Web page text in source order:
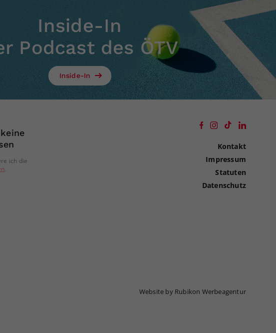
Inside-In
Podcast des ÖTV
Inside-In
ich die
.
Kontakt
Impressum
Statuten
Datenschutz
Website by Rubikon Werbeagentur